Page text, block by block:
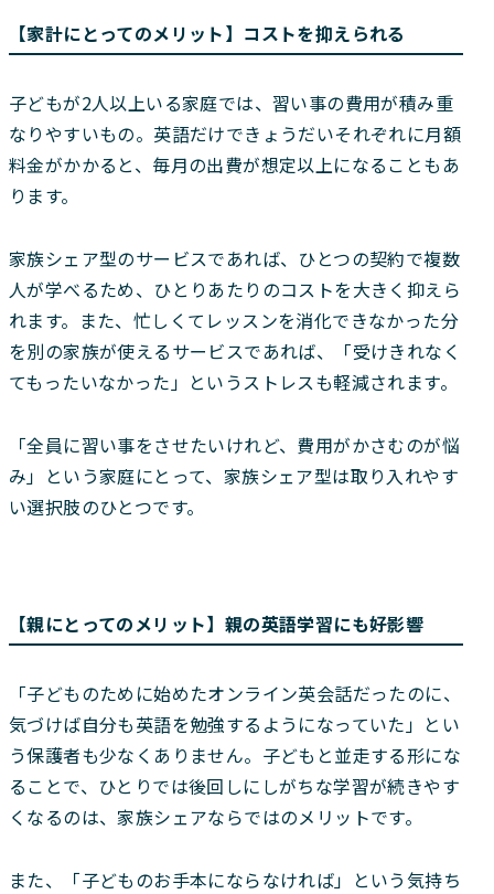
【家計にとってのメリット】コストを抑えられる
子どもが2人以上いる家庭では、習い事の費用が積み重
なりやすいもの。英語だけできょうだいそれぞれに月額
料金がかかると、毎月の出費が想定以上になることもあ
ります。
家族シェア型のサービスであれば、ひとつの契約で複数
人が学べるため、ひとりあたりのコストを大きく抑えら
れます。また、忙しくてレッスンを消化できなかった分
を別の家族が使えるサービスであれば、「受けきれなく
てもったいなかった」というストレスも軽減されます。
「全員に習い事をさせたいけれど、費用がかさむのが悩
み」という家庭にとって、家族シェア型は取り入れやす
い選択肢のひとつです。
【親にとってのメリット】親の英語学習にも好影響
「子どものために始めたオンライン英会話だったのに、
気づけば自分も英語を勉強するようになっていた」とい
う保護者も少なくありません。子どもと並走する形にな
ることで、ひとりでは後回しにしがちな学習が続きやす
くなるのは、家族シェアならではのメリットです。
また、「子どものお手本にならなければ」という気持ち